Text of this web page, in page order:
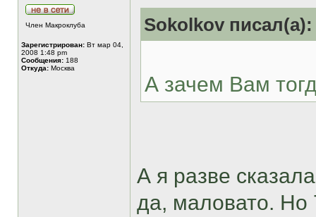
Член Макроклуба
Зарегистрирован: Вт мар 04,
2008 1:48 pm
Сообщения: 188
Откуда: Москва
Sokolkov писал(а):
А зачем Вам
А я разве
да, маловато. Но